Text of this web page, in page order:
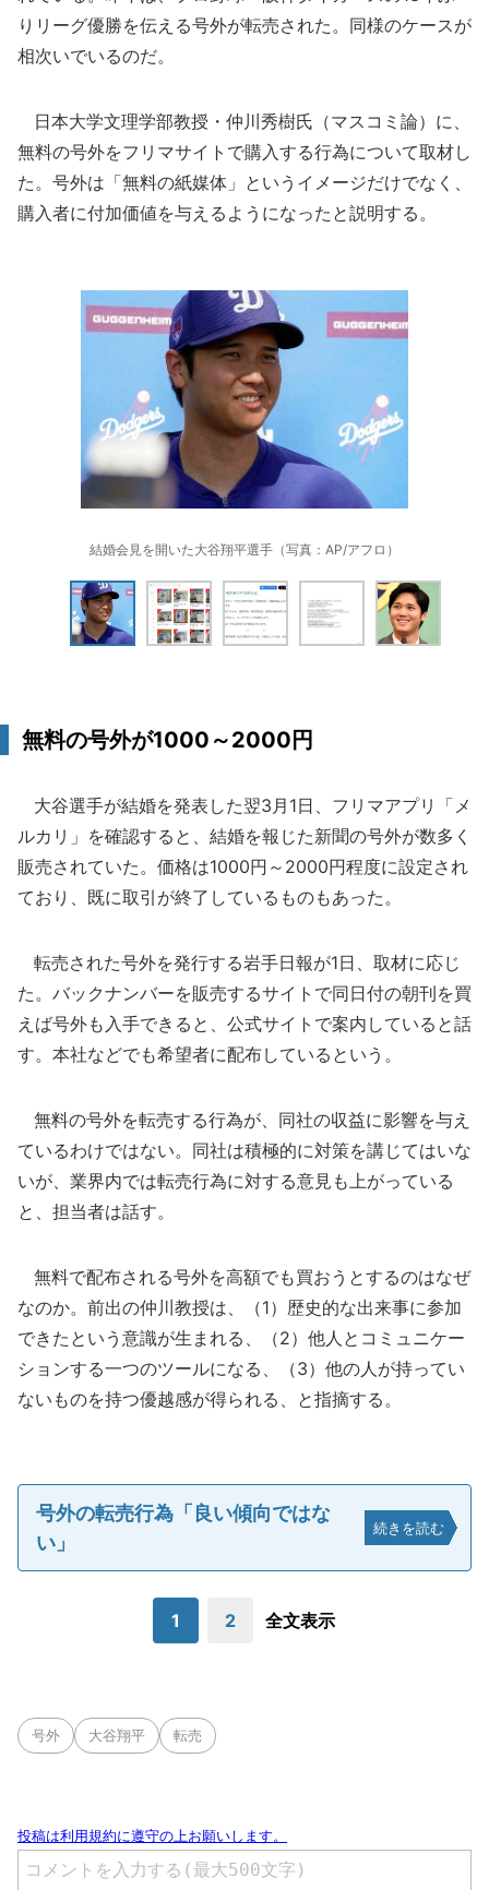
りリーグ優勝を伝える号外が転売された。同様のケースが
相次いでいるのだ。
日本大学文理学部教授・仲川秀樹氏（マスコミ論）に、
無料の号外をフリマサイトで購入する行為について取材し
た。号外は「無料の紙媒体」というイメージだけでなく、
購入者に付加価値を与えるようになったと説明する。
結婚会見を開いた大谷翔平選手（写真：AP/アフロ）
無料の号外が1000～2000円
大谷選手が結婚を発表した翌3月1日、フリマアプリ「メ
ルカリ」を確認すると、結婚を報じた新聞の号外が数多く
販売されていた。価格は1000円～2000円程度に設定され
ており、既に取引が終了しているものもあった。
転売された号外を発行する岩手日報が1日、取材に応じ
た。バックナンバーを販売するサイトで同日付の朝刊を買
えば号外も入手できると、公式サイトで案内していると話
す。本社などでも希望者に配布しているという。
無料の号外を転売する行為が、同社の収益に影響を与え
ているわけではない。同社は積極的に対策を講じてはいな
いが、業界内では転売行為に対する意見も上がっている
と、担当者は話す。
無料で配布される号外を高額でも買おうとするのはなぜ
なのか。前出の仲川教授は、（1）歴史的な出来事に参加
できたという意識が生まれる、（2）他人とコミュニケー
ションする一つのツールになる、（3）他の人が持ってい
ないものを持つ優越感が得られる、と指摘する。
号外の転売行為「良い傾向ではな
い」
続きを読む
1 2 全文表示
号外 大谷翔平 転売